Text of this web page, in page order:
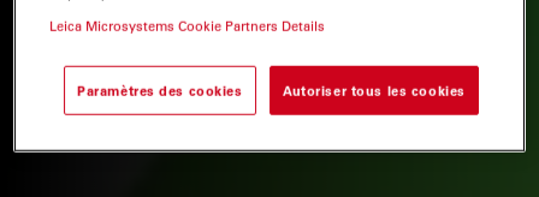
Leica Microsystems Cookie Partners Details
Paramètres des cookies Autoriser tous les cookies